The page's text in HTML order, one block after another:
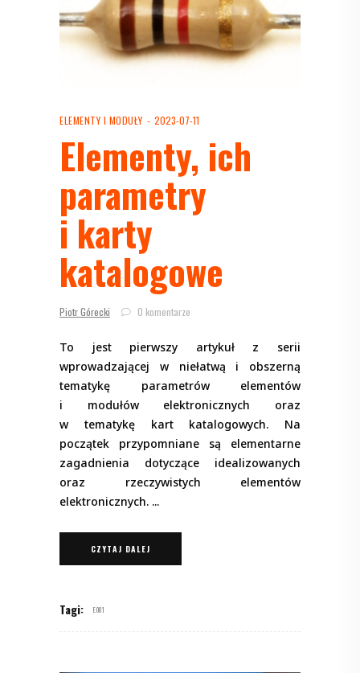
ELEMENTY I MODUŁY 2023-07-11
Elementy, ich
parametry
i karty
katalogowe
Piotr Górecki 0 komentarze
To jest pierwszy artykuł z serii
wprowadzającej w niełatwą i obszerną
tematykę parametrów elementów
i modułów elektronicznych oraz
w tematykę kart katalogowych. Na
początek przypomniane są elementarne
zagadnienia dotyczące idealizowanych
oraz rzeczywistych elementów
elektronicznych.
CZYTAJ DALEJ
Tagi: E001